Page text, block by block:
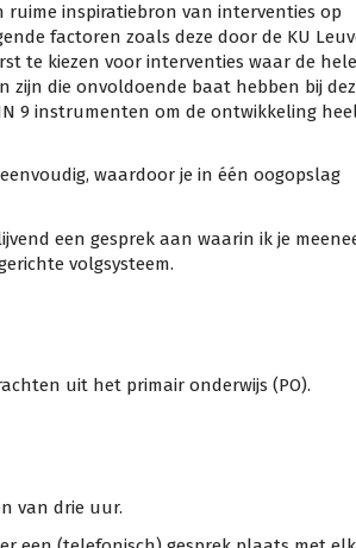
ruime inspiratiebron van interventies op
factoren zoals deze door de KU
te kiezen voor interventies waar de hele
zijn die onvoldoende baat hebben bij
9 instrumenten om de ontwikkeling
waardoor je in één oogopslag
een gesprek aan waarin ik je
volgsysteem.
uit het primair onderwijs (PO).
van drie uur.